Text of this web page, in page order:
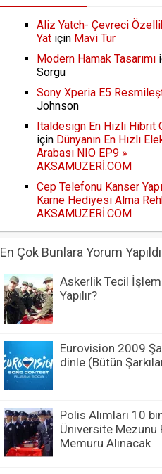
Aliz Yatch- Çevreci
Yat için Mavi Tur
Modern Hamak Tasarımı
Sorgu
Sony Xperia E5
Johnson
Italdesign En Hızlı Hibrit
için Dünyanın En Hızlı
Arabası NIO EP9 »
AKSAMUZERİ.COM
Cep Telefonu Kanser
Karne Hediyesi Alma
AKSAMUZERİ.COM
En Çok Bunlara Yorum Yapıldı
Askerlik Tecil
Yapılır?
Eurovision 2009
dinle (Bütün
Polis Alımları 10
Üniversite Mezunu
Memuru Alınacak